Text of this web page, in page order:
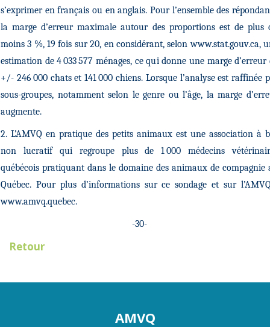
s’exprimer en français ou en anglais. Pour l’ensemble des
la marge d’erreur maximale autour des proportions est de plus
moins 3 %, 19 fois sur 20, en considérant, selon www.stat.gouv.ca,
estimation de 4 033 577 ménages, ce qui donne une marge d’erreur
+/- 246 000 chats et 141 000 chiens. Lorsque l’analyse est raffinée
sous-groupes, notamment selon le genre ou l’âge, la marge
augmente.
2. L’AMVQ en pratique des petits animaux est une association à
non lucratif qui regroupe plus de 1 000 médecins
québécois pratiquant dans le domaine des animaux de compagnie
Québec. Pour plus d’informations sur ce sondage et sur
www.amvq.quebec.
-30-
Retour
AMVQ